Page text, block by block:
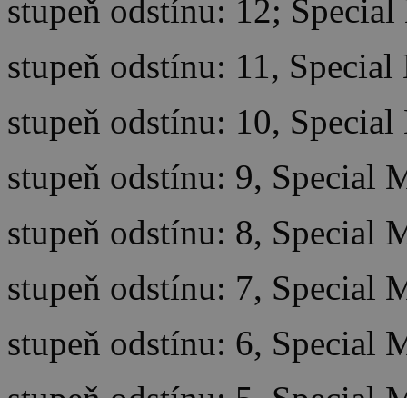
stupeň odstínu: 12;
stupeň odstínu: 11,
stupeň odstínu: 10,
stupeň odstínu: 9, Special
stupeň odstínu: 8, Special
stupeň odstínu: 7, Special
stupeň odstínu: 6, Special